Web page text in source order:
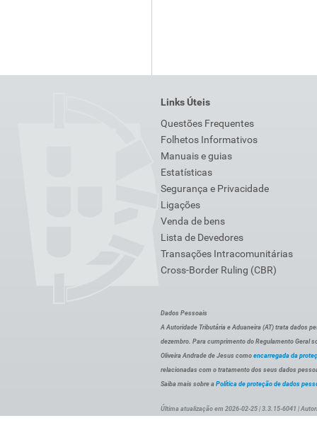
Links Úteis
Questões Frequentes
Folhetos Informativos
Manuais e guias
Estatísticas
Segurança e Privacidade
Ligações
Venda de bens
Lista de Devedores
Transações Intracomunitárias
Cross-Border Ruling (CBR)
Dados Pessoais
A Autoridade Tributária e Aduaneira (AT) trata dados
dezembro. Para cumprimento do Regulamento Geral
Oliveira Andrade de Jesus como encarregada da
relacionadas com o tratamento dos seus dados
Saiba mais sobre a Política de proteção de dados
Última atualização em 2026-02-25 | 3.3.15-6041 |